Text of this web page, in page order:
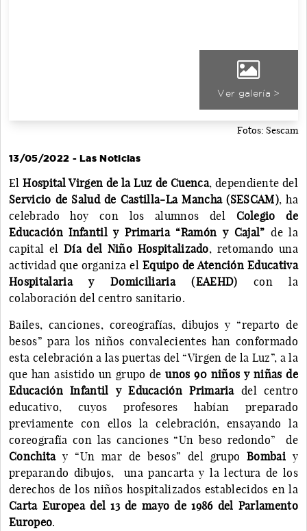
Ver galería >
Fotos: Sescam
13/05/2022 - Las Noticias
ElHospital Virgen de la Luz de Cuenca, dependiente del
Servicio de Salud de Castilla-La Mancha (SESCAM), ha
celebrado hoy con los alumnos del Colegio de
Educación Infantil y Primaria “Ramón y Cajal” de la
capital el Día del Niño Hospitalizado, retomando una
actividad que organiza elEquipo de Atención Educativa
Hospitalaria y Domiciliaria (EAEHD) con la
colaboración del centro sanitario.
Bailes, canciones, coreografías, dibujos y “reparto de
besos” para los niños convalecientes han conformado
esta celebración a las puertas del “Virgen de la Luz”, a la
que han asistido un grupo deunos 90 niños y niñas de
Educación Infantil y Educación Primaria del centro
educativo, cuyos profesores habían preparado
previamente con ellos la celebración, ensayando la
coreografía con las canciones “Un beso redondo” de
Conchitay “Un mar de besos” del grupo Bombai y
preparando dibujos, una pancarta y la lectura de los
derechos de los niños hospitalizados establecidos en la
Carta Europea del 13 de mayo de 1986 del Parlamento
Europeo.